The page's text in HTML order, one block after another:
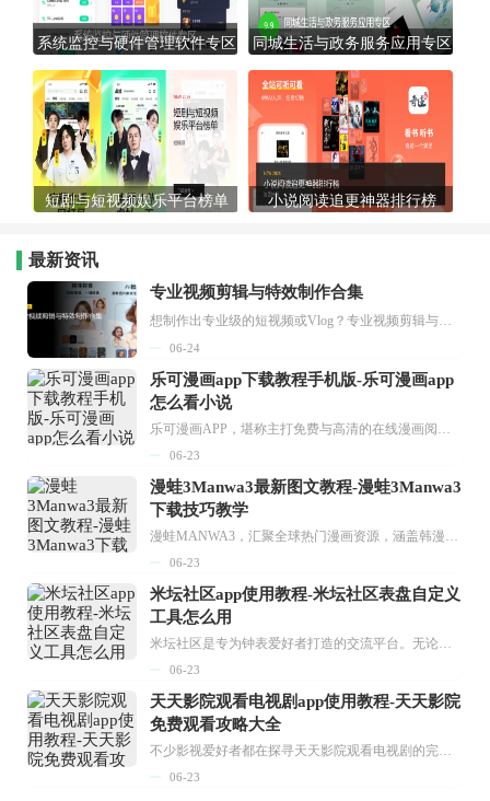
系统监控与硬件管理软件专区 同城生活与政务服务应用专区
短剧与短视频娱乐平台榜单 小说阅读追更神器排行榜
最新资讯
专业视频剪辑与特效制作合集
06-24
乐可漫画app下载教程手机版-乐可漫画app
怎么看小说
乐可漫画APP，堪称主打免费与高清的在线漫画阅读神器。其官方版提供海量完整版漫画资源，无论是国内漫画，还是日漫、韩漫、台漫、美漫等国外漫画，应有尽有，随时供你阅读。只需轻点一下，便能直接进入阅读界面。不仅如此，乐可漫画最新版本更新速度极快，在这里，你总能抢先看到全网一手漫画章节内容！...
06-23
漫蛙3Manwa3最新图文教程-漫蛙3Manwa3
下载技巧教学
漫蛙MANWA3，汇聚全球热门漫画资源，涵盖韩漫、欧美漫画、国漫等多种类型，题材丰富多样，全方位满足用户阅读喜好。它不仅是阅读平台，更是创作平台，为广大用户打造零门槛创作环境。...
06-23
米坛社区app使用教程-米坛社区表盘自定义
工具怎么用
米坛社区是专为钟表爱好者打造的交流平台。无论你是初涉钟表领域的普通爱好者，还是拥有多年收藏经验的资深玩家，都能在此找到属于自己的天地。 无需注册，就能轻松参与其中。通过专业的讨论论坛与丰富的交互功能，你可与世界各地的钟表爱好者畅快交流。若你钟情于钟表，米坛社区无疑是值得一试的理想之选。在这里，你能获取最新的手表资讯，交流见解，提升鉴赏品味，让每一块手表都成为收藏故事中重要的一部分。感兴趣的朋友，不要错过下载机会。...
06-23
天天影院观看电视剧app使用教程-天天影院
免费观看攻略大全
不少影视爱好者都在探寻天天影院观看电视剧的完整方法，结合最新平台使用规则，本篇新手入门攻略全面讲解观看渠道、检索流程、播放设置以及画面模式调整等实用内容。全文适配手机、电脑等主流设备，步骤简洁易懂，无论是初次使用的新手，还是想要优化观影体验的用户，都能参照内容快速上手，熟练掌握平台各项操作技巧，轻松畅享影视内容。...
06-23